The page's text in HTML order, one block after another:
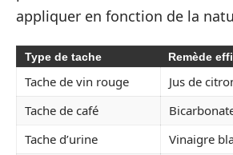
appliquer en fonction de la
Type de tache Remède
Tache de vin rouge
Jus de
Tache de café
Tache d’urine
Vinaigre